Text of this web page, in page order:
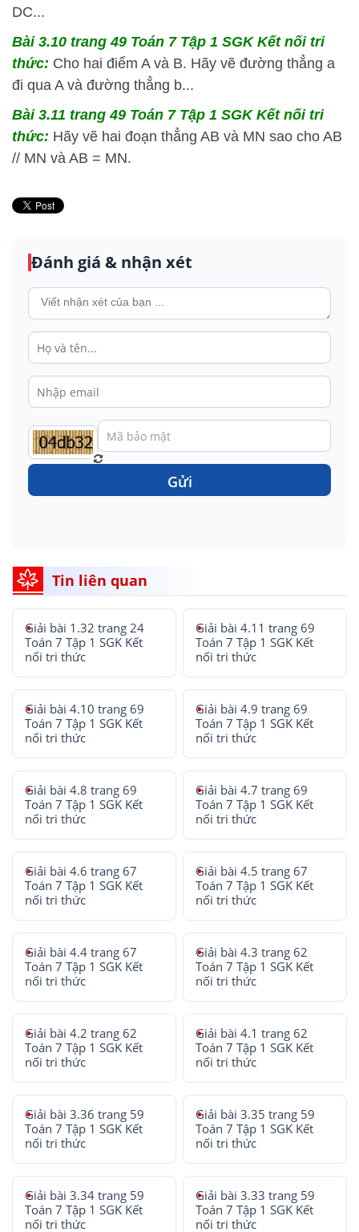
DC...
Bài 3.10 trang 49 Toán 7 Tập 1 SGK Kết nối tri
thức: Cho hai điểm A và B. Hãy vẽ đường thẳng a
đi qua A và đường thẳng b...
Bài 3.11 trang 49 Toán 7 Tập 1 SGK Kết nối tri
thức: Hãy vẽ hai đoạn thẳng AB và MN sao cho AB
// MN và AB = MN.
Đánh giá & nhận xét
Gửi
Tin liên quan
Giải bài 1.32 trang 24
Toán 7 Tập 1 SGK Kết
nối tri thức
Giải bài 4.11 trang 69
Toán 7 Tập 1 SGK Kết
nối tri thức
Giải bài 4.10 trang 69
Toán 7 Tập 1 SGK Kết
nối tri thức
Giải bài 4.9 trang 69
Toán 7 Tập 1 SGK Kết
nối tri thức
Giải bài 4.8 trang 69
Toán 7 Tập 1 SGK Kết
nối tri thức
Giải bài 4.7 trang 69
Toán 7 Tập 1 SGK Kết
nối tri thức
Giải bài 4.6 trang 67
Toán 7 Tập 1 SGK Kết
nối tri thức
Giải bài 4.5 trang 67
Toán 7 Tập 1 SGK Kết
nối tri thức
Giải bài 4.4 trang 67
Toán 7 Tập 1 SGK Kết
nối tri thức
Giải bài 4.3 trang 62
Toán 7 Tập 1 SGK Kết
nối tri thức
Giải bài 4.2 trang 62
Toán 7 Tập 1 SGK Kết
nối tri thức
Giải bài 4.1 trang 62
Toán 7 Tập 1 SGK Kết
nối tri thức
Giải bài 3.36 trang 59
Toán 7 Tập 1 SGK Kết
nối tri thức
Giải bài 3.35 trang 59
Toán 7 Tập 1 SGK Kết
nối tri thức
Giải bài 3.34 trang 59
Toán 7 Tập 1 SGK Kết
nối tri thức
Giải bài 3.33 trang 59
Toán 7 Tập 1 SGK Kết
nối tri thức